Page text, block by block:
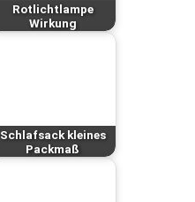
Rotlichtlampe
Wirkung
Schlafsack kleines
Packmaß